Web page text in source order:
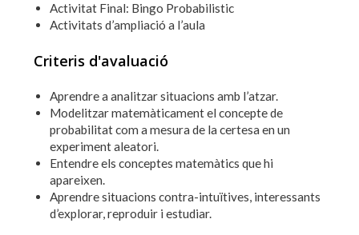
Activitat Final: Bingo Probabilistic
Activitats d’ampliació a l’aula
Criteris d'avaluació
Aprendre a analitzar situacions amb l’atzar.
Modelitzar matemàticament el concepte de
probabilitat com a mesura de la certesa en un
experiment aleatori.
Entendre els conceptes matemàtics que hi
apareixen.
Aprendre situacions contra-intuïtives, interessants
d’explorar, reproduir i estudiar.